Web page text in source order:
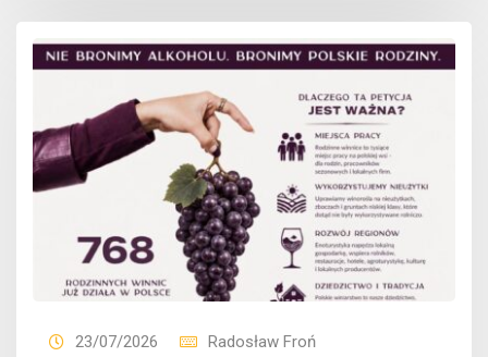
23/07/2026
Radosław Froń